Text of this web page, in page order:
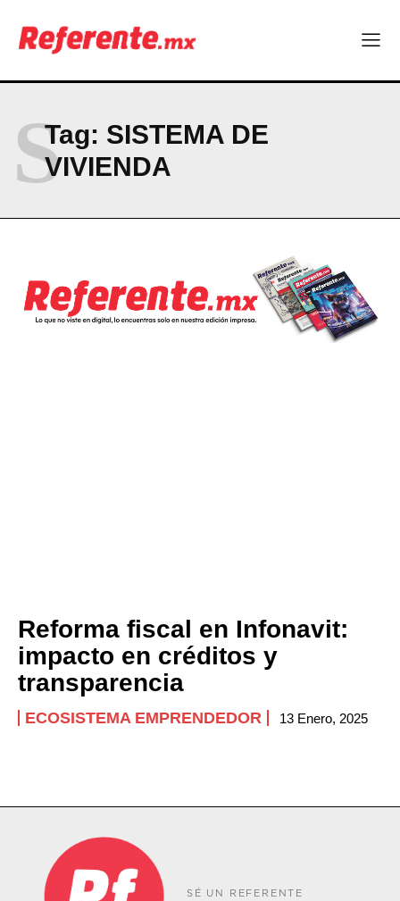
Company
PRIVACY POLICY
NEWSLETTER
Tag: SISTEMA DE
VIVIENDA
S
Reforma fiscal en Infonavit:
impacto en créditos y
transparencia
ECOSISTEMA EMPRENDEDOR 13 Enero, 2025
SÉ UN REFERENTE